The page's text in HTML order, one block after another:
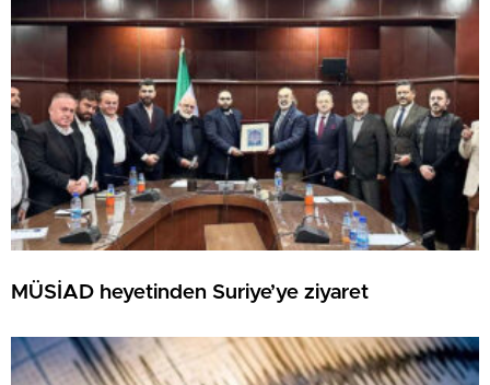
MÜSİAD heyetinden Suriye’ye ziyaret